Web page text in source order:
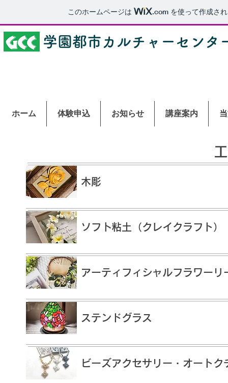
このホームページは .com を使って作成さ
学園都市カルチャーセンタ
ホーム 体験申込 お知らせ 講座案内
木彫
ソフ卜粘土（クレイクラフト）
アーティフィシャルフラワーリ
ステンドグラス
ビーズアクセサリー・オートク